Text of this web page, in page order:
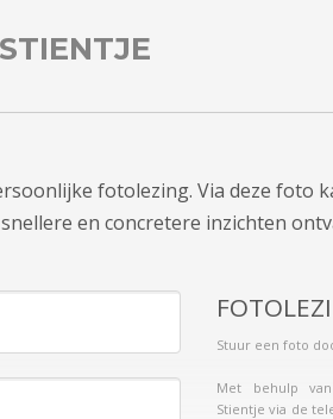
fotolezing. Via deze foto
en concretere inzichten
Stuur een foto
Met behulp
Stientje via de